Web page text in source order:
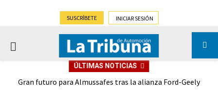
SUSCRÍBETE INICIAR SESIÓN
PRIMARY
ÚLTIMAS NOTICIAS
Gran futuro para Almussafes tras la alianza Ford-Geely